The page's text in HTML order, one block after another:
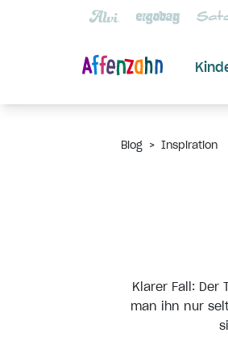
Blog > Inspiration
Klarer Fall: Der
man ihn nur